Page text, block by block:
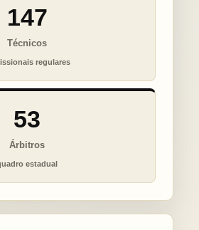
147
Técnicos
regulares
53
Árbitros
estadual